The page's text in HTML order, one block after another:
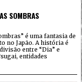
SOMBRAS
é uma fantasia de
no Japão. A história é
entre “Dia” e
entidades